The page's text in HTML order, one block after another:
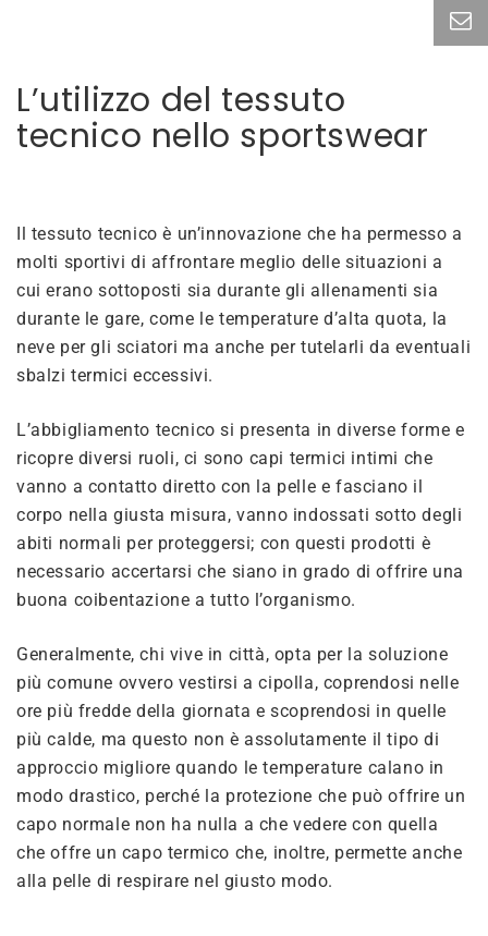
L’utilizzo del tessuto
tecnico nello sportswear
Il tessuto tecnico è un’innovazione che ha permesso a
molti sportivi di affrontare meglio delle situazioni a
cui erano sottoposti sia durante gli allenamenti sia
durante le gare, come le temperature d’alta quota, la
neve per gli sciatori ma anche per tutelarli da eventuali
sbalzi termici eccessivi.
L’abbigliamento tecnico si presenta in diverse forme e
ricopre diversi ruoli, ci sono capi termici intimi che
vanno a contatto diretto con la pelle e fasciano il
corpo nella giusta misura, vanno indossati sotto degli
abiti normali per proteggersi; con questi prodotti è
necessario accertarsi che siano in grado di offrire una
buona coibentazione a tutto l’organismo.
Generalmente, chi vive in città, opta per la soluzione
più comune ovvero vestirsi a cipolla, coprendosi nelle
ore più fredde della giornata e scoprendosi in quelle
più calde, ma questo non è assolutamente il tipo di
approccio migliore quando le temperature calano in
modo drastico, perché la protezione che può offrire un
capo normale non ha nulla a che vedere con quella
che offre un capo termico che, inoltre, permette anche
alla pelle di respirare nel giusto modo.